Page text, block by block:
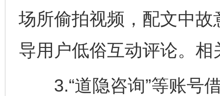
场所偷拍视频，配文中故
导用户低俗互动评论。
3.“道隐咨询”等账号借